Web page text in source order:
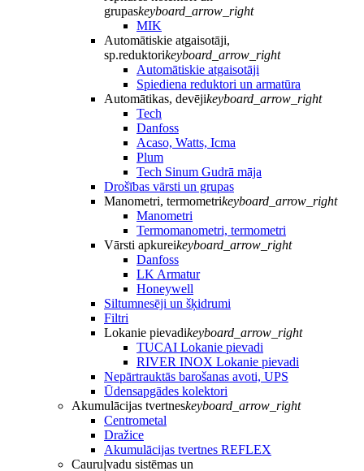
grupaskeyboard_arrow_right
MIK
Automātiskie atgaisotāji,
sp.reduktorikeyboard_arrow_right
Automātiskie atgaisotāji
Spiediena reduktori un armatūra
Automātikas, devējikeyboard_arrow_right
Tech
Danfoss
Acaso, Watts, Icma
Plum
Tech Sinum Gudrā māja
Drošības vārsti un grupas
Manometri, termometrikeyboard_arrow_right
Manometri
Termomanometri, termometri
Vārsti apkureikeyboard_arrow_right
Danfoss
LK Armatur
Honeywell
Siltumnesēji un šķidrumi
Filtri
Lokanie pievadikeyboard_arrow_right
TUCAI Lokanie pievadi
RIVER INOX Lokanie pievadi
Nepārtrauktās barošanas avoti, UPS
Ūdensapgādes kolektori
Akumulācijas tvertneskeyboard_arrow_right
Centrometal
Dražice
Akumulācijas tvertnes REFLEX
Cauruļvadu sistēmas un